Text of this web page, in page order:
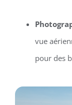
vue
pour des